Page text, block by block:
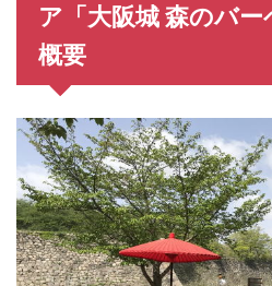
ア「大阪城 森のバ
概要